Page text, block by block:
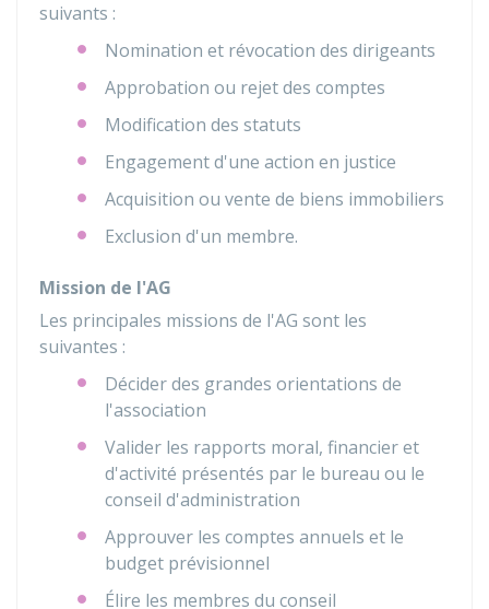
suivants :
Nomination et révocation des dirigeants
Approbation ou rejet des comptes
Modification des statuts
Engagement d'une action en justice
Acquisition ou vente de biens immobiliers
Exclusion d'un membre.
Mission de l'AG
Les principales missions de l'AG sont les
suivantes :
Décider des grandes orientations de
l'association
Valider les rapports moral, financier et
d'activité présentés par le bureau ou le
conseil d'administration
Approuver les comptes annuels et le
budget prévisionnel
Élire les membres du conseil